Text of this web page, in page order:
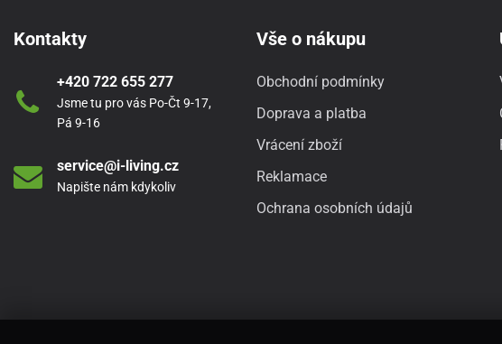
Kontakty
+420 722 655 277
Jsme tu pro vás Po-Čt 9-17,
Pá 9-16
service@i-living.cz
Napište nám kdykoliv
Vše o nákupu
Obchodní podmínky
Doprava a platba
Vrácení zboží
Reklamace
Ochrana osobních údajů